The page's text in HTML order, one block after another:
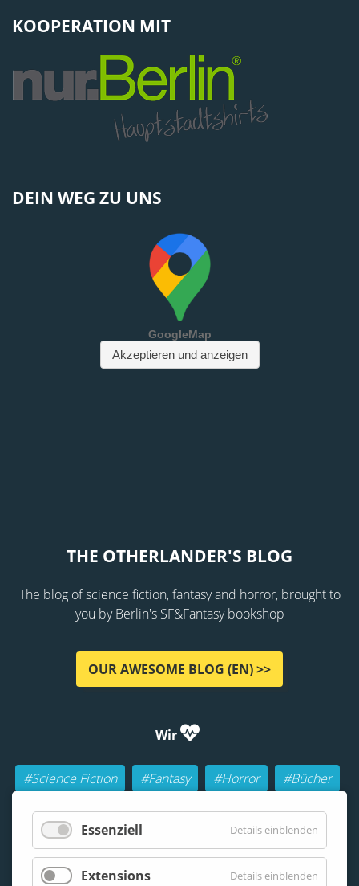
KOOPERATION MIT
DEIN WEG ZU UNS
THE OTHERLANDER'S BLOG
The blog of science fiction, fantasy and horror, brought to
you by Berlin's SF&Fantasy bookshop
OUR AWESOME BLOG (EN) >>
Wir
#Science Fiction #Fantasy #Horror
#Bücher
#Autoren
#Buch-Geeks
#Rollenspiele (RPGs)
Essenziell Details einblenden
Extensions Details einblenden